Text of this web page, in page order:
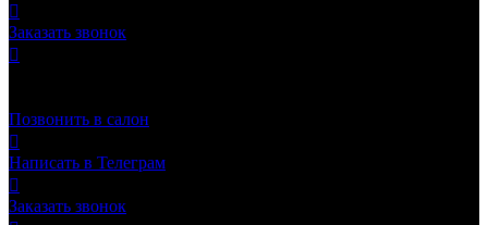

Заказать звонок

Позвонить в салон

Написать в Телеграм

Заказать звонок